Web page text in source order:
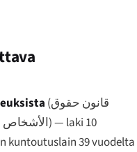
(قانون حقوق
الأشخاص ذوي) — laki 10
kuntoutuslain 39 vuodelta